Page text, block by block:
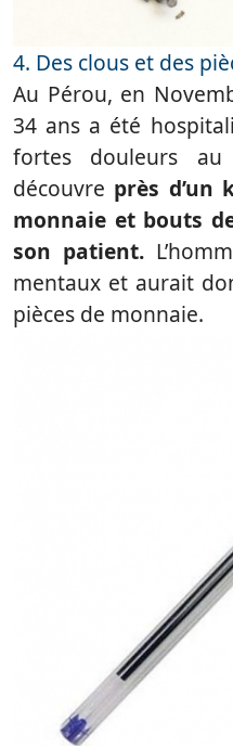
4. Des clous et des
Au Pérou, en
34 ans a été
fortes douleurs
découvre près d’un
monnaie et bouts
son patient.
mentaux et aurait
pièces de monnaie.